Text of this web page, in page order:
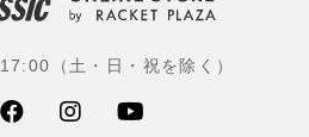
美晴(EMシステムズ)、上杉海
美(筑波大)、相川真侑花(テニ
（土・日・祝を除く）